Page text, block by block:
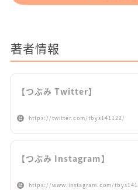
著者情報
【つぶみ Twitter】
https://twitter.com/tbys141122/
【つぶみ Instagram】
https://www.instagram.com/